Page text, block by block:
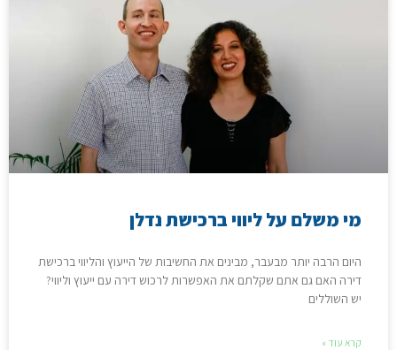
מי משלם על ליווי ברכישת נדלן
היום הרבה יותר מבעבר, מבינים את החשיבות של הייעוץ והליווי ברכישת
דירה האם גם אתם שקלתם את האפשרות לרכוש דירה עם ייעוץ וליווי?
יש השוללים
קרא עוד »